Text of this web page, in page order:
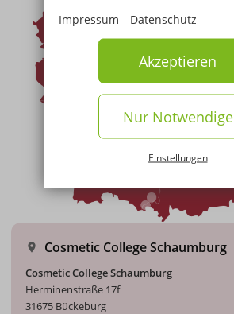
Impressum
Datenschutz
Akzeptieren
Nur Notwendige
Einstellungen
Cosmetic College Schaumburg
Cosmetic College Schaumburg
Herminenstraße 17f
31675 Bückeburg